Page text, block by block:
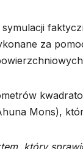
za
Mons),